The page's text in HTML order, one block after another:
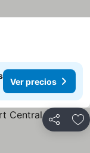
Ver precios
Compartir